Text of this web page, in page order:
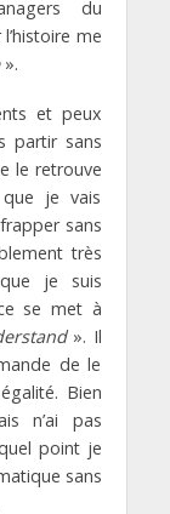
du
me
».
et peux
partir sans
le retrouve
je vais
sans
très
je suis
se met à
». Il
de le
Bien
n’ai pas
point je
sans